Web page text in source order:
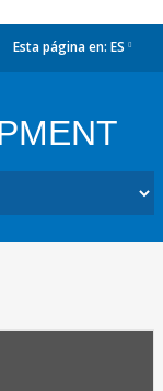
Esta página en: ES